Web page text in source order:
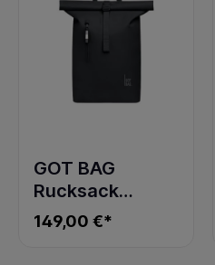
GOT BAG
Rucksack
ROLLTOP LITE
149,00 €*